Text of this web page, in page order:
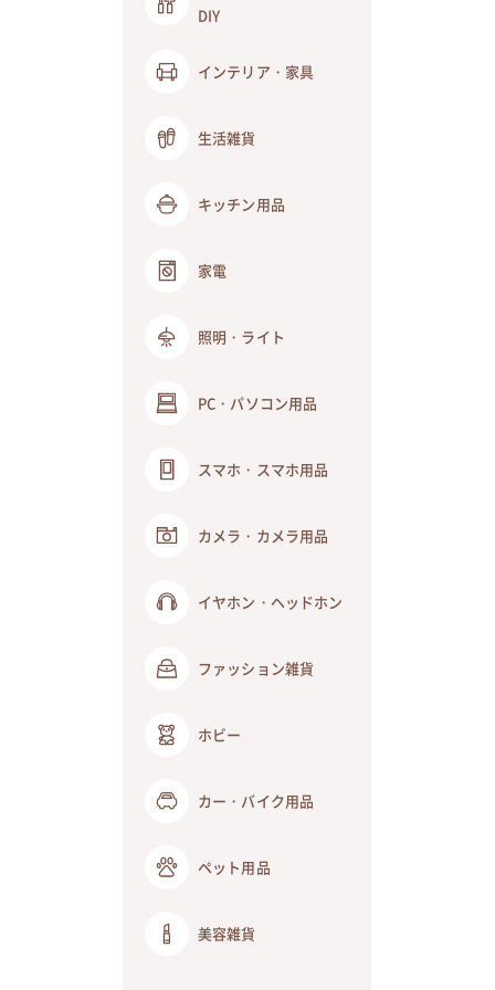
DIY
インテリア・家具
生活雑貨
キッチン用品
家電
照明・ライト
PC・パソコン用品
スマホ・スマホ用品
カメラ・カメラ用品
イヤホン・ヘッドホン
ファッション雑貨
ホビー
カー・バイク用品
ペット用品
美容雑貨